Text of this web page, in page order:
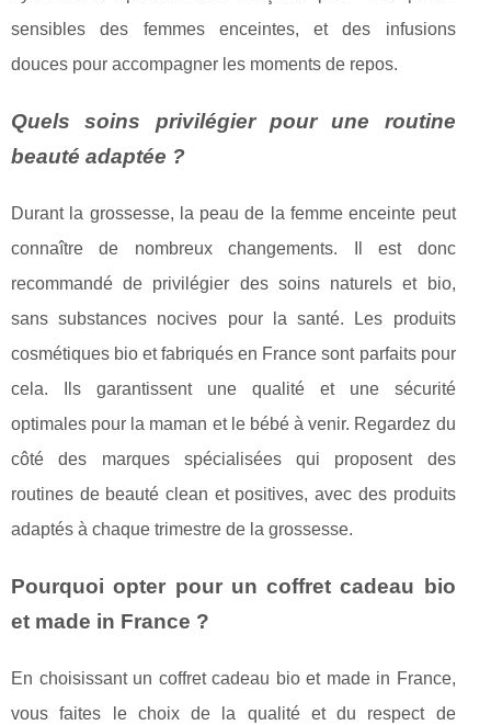
sensibles des femmes enceintes, et des infusions
douces pour accompagner les moments de repos.
Quels soins privilégier pour une routine
beauté adaptée ?
Durant la grossesse, la peau de la femme enceinte peut
connaître de nombreux changements. Il est donc
recommandé de privilégier des soins naturels et bio,
sans substances nocives pour la santé. Les produits
cosmétiques bio et fabriqués en France sont parfaits pour
cela. Ils garantissent une qualité et une sécurité
optimales pour la maman et le bébé à venir. Regardez du
côté des marques spécialisées qui proposent des
routines de beauté clean et positives, avec des produits
adaptés à chaque trimestre de la grossesse.
Pourquoi opter pour un coffret cadeau bio
et made in France ?
En choisissant un coffret cadeau bio et made in France,
vous faites le choix de la qualité et du respect de